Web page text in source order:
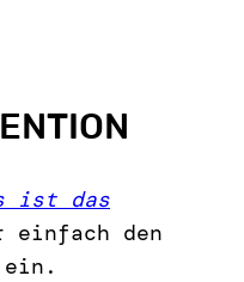
ist das
den
ein.